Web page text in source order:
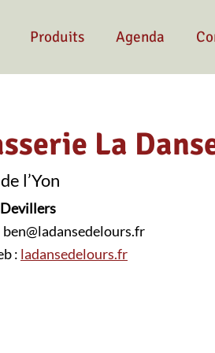
Produits Agenda
La
l’Yon
ben@ladansedelours.fr
: ladansedelours.fr